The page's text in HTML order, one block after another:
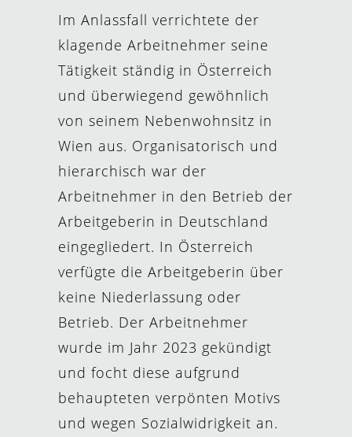
Im Anlassfall verrichtete der
klagende Arbeitnehmer seine
Tätigkeit ständig in Österreich
und überwiegend gewöhnlich
von seinem Nebenwohnsitz in
Wien aus. Organisatorisch und
hierarchisch war der
Arbeitnehmer in den Betrieb der
Arbeitgeberin in Deutschland
eingegliedert. In Österreich
verfügte die Arbeitgeberin über
keine Niederlassung oder
Betrieb. Der Arbeitnehmer
wurde im Jahr 2023 gekündigt
und focht diese aufgrund
behaupteten verpönten Motivs
und wegen Sozialwidrigkeit an.